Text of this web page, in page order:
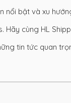
nổi bật và xu
Hãy cùng HL
tin tức quan